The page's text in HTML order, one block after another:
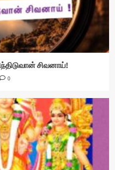
சிவனாய்!
0